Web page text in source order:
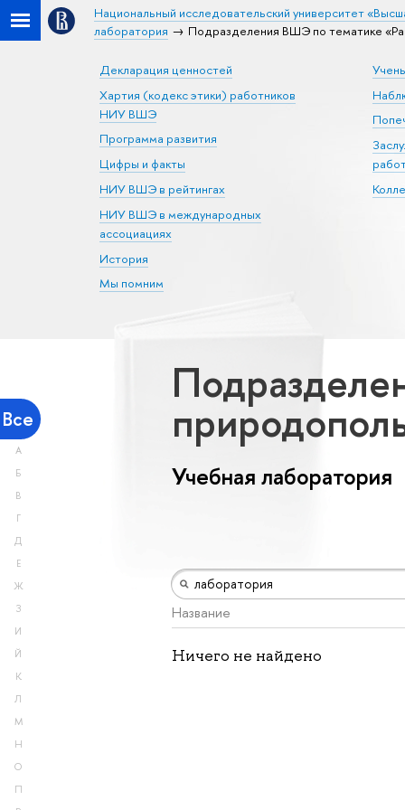
Национальный исследовательский университет
лаборатория
Подразделения ВШЭ по тематике
Декларация ценностей
Хартия (кодекс этики) работников
НИУ ВШЭ
Программа развития
Цифры и факты
НИУ ВШЭ в рейтингах
НИУ ВШЭ в международных
ассоциациях
История
Мы помним
Все
А
Б
В
Г
Д
Е
Ж
З
И
Й
К
Л
М
Н
О
П
Учебная лаборатория
Название
Ничего не найдено